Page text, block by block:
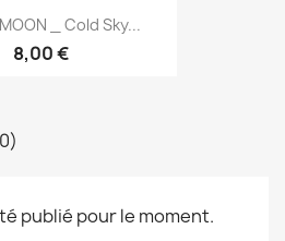
_ Cold Sky...
8,00 €
publié pour le moment.